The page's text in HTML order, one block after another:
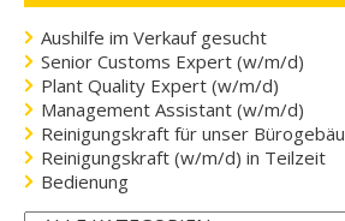
Aushilfe im Verkauf gesucht
Senior Customs Expert (w/m/d)
Plant Quality Expert (w/m/d)
Management Assistant (w/m/d)
Reinigungskraft für unser
Reinigungskraft (w/m/d) in Teilzeit
Bedienung